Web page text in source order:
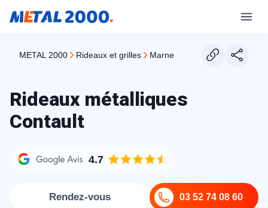
METAL 2000 rideaux et grilles marne
Rideaux métalliques
Contault
4.7
03 52 74 08 60
Rendez-vous